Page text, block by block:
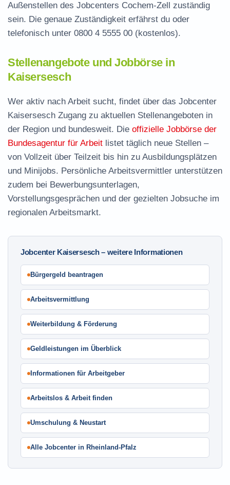
Außenstellen des Jobcenters Cochem-Zell zuständig
sein. Die genaue Zuständigkeit erfährst du oder
telefonisch unter 0800 4 5555 00 (kostenlos).
Stellenangebote und Jobbörse in
Kaisersesch
Wer aktiv nach Arbeit sucht, findet über das Jobcenter
Kaisersesch Zugang zu aktuellen Stellenangeboten in
der Region und bundesweit. Die offizielle Jobbörse der
Bundesagentur für Arbeit listet täglich neue Stellen –
von Vollzeit über Teilzeit bis hin zu Ausbildungsplätzen
und Minijobs. Persönliche Arbeitsvermittler unterstützen
zudem bei Bewerbungsunterlagen,
Vorstellungsgesprächen und der gezielten Jobsuche im
regionalen Arbeitsmarkt.
Jobcenter Kaisersesch – weitere Informationen
Bürgergeld beantragen
Arbeitsvermittlung
Weiterbildung & Förderung
Geldleistungen im Überblick
Informationen für Arbeitgeber
Arbeitslos & Arbeit finden
Umschulung & Neustart
Alle Jobcenter in Rheinland-Pfalz